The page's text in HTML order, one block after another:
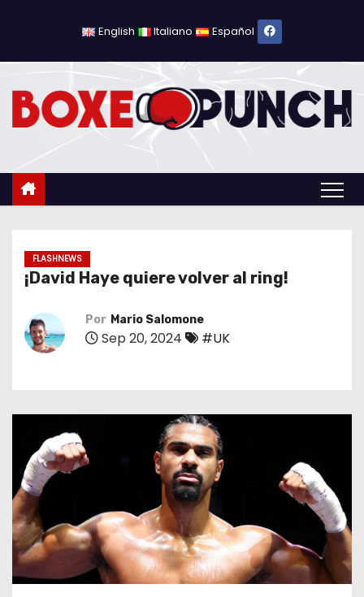
l
English Italiano Español
FLASHNEWS
¡David Haye quiere volver al ring!
Por Mario Salomone
Sep 20, 2024 #UK